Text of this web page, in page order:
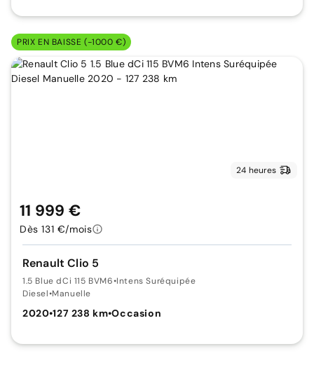
PRIX EN BAISSE (-1000 €)
24 heures
Renault Clio 5
1.5 Blue dCi 115 BVM6•Intens Suréquipée
Diesel•Manuelle
2020•127 238 km•Occasion
11 999 €
Dès 131 €/mois